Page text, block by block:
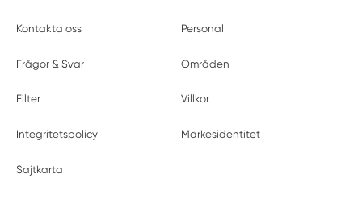
Kontakta oss Personal
Frågor & Svar Områden
Filter Villkor
Integritetspolicy Märkesidentitet
Sajtkarta